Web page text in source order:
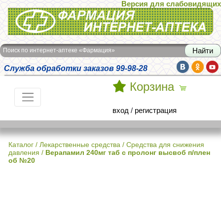
Интернет-аптека Фармация
Версия для слабовидящих
Поиск по интернет-аптеке «Фармация»
Служба обработки заказов 99-98-28
Корзина
вход / регистрация
Каталог / Лекарственные средства / Средства для снижения
давления / Верапамил 240мг таб с пролонг высвоб п/плен
об №20